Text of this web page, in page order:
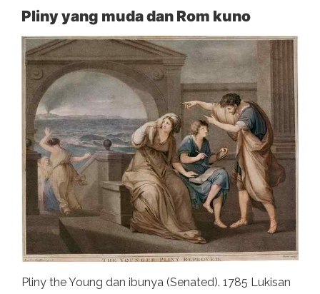
Pliny yang muda dan Rom kuno
Pliny the Young dan ibunya (Senated). 1785 Lukisan